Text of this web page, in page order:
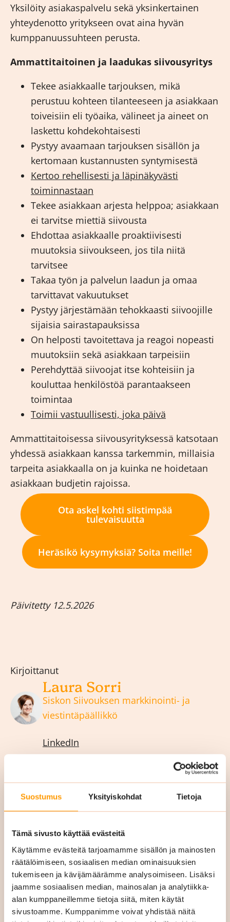
Suostumus Yksityiskohdat Tietoja
Tämä sivusto käyttää evästeitä
Käytämme evästeitä tarjoamamme sisällön ja mainosten
räätälöimiseen, sosiaalisen median ominaisuuksien
tukemiseen ja kävijämäärämme analysoimiseen. Lisäksi
jaamme sosiaalisen median, mainosalan ja analytiikka-
alan kumppaneillemme tietoja siitä, miten käytät
sivustoamme. Kumppanimme voivat yhdistää näitä
Yksilöity asiakaspalvelu sekä yksinkertainen
yhteydenotto yritykseen ovat aina hyvän
kumppanuussuhteen perusta.
Ammattitaitoinen ja laadukas siivousyritys
Tekee asiakkaalle tarjouksen, mikä
perustuu kohteen tilanteeseen ja asiakkaan
toiveisiin eli työaika, välineet ja aineet on
laskettu kohdekohtaisesti
Pystyy avaamaan tarjouksen sisällön ja
kertomaan kustannusten syntymisestä
Kertoo rehellisesti ja läpinäkyvästi
toiminnastaan
Tekee asiakkaan arjesta helppoa; asiakkaan
ei tarvitse miettiä siivousta
Ehdottaa asiakkaalle proaktiivisesti
muutoksia siivoukseen, jos tila niitä
tarvitsee
Takaa työn ja palvelun laadun ja omaa
tarvittavat vakuutukset
Pystyy järjestämään tehokkaasti siivoojille
sijaisia sairastapauksissa
On helposti tavoitettava ja reagoi nopeasti
muutoksiin sekä asiakkaan tarpeisiin
Perehdyttää siivoojat itse kohteisiin ja
kouluttaa henkilöstöä parantaakseen
toimintaa
Toimii vastuullisesti, joka päivä
Ammattitaitoisessa siivousyrityksessä katsotaan
yhdessä asiakkaan kanssa tarkemmin, millaisia
tarpeita asiakkaalla on ja kuinka ne hoidetaan
asiakkaan budjetin rajoissa.
Ota askel kohti siistimpää
tulevaisuutta
Heräsikö kysymyksiä? Soita meille!
Päivitetty 12.5.2026
Kirjoittanut
Laura Sorri
Siskon Siivouksen markkinointi- ja
viestintäpäällikkö
LinkedIn
Muita
julkaisujamme